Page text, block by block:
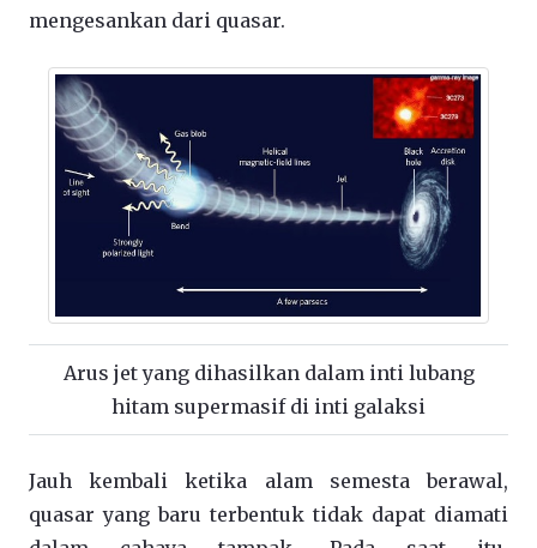
mengesankan dari quasar.
Arus jet yang dihasilkan dalam inti lubang
hitam supermasif di inti galaksi
Jauh kembali ketika alam semesta berawal,
quasar yang baru terbentuk tidak dapat diamati